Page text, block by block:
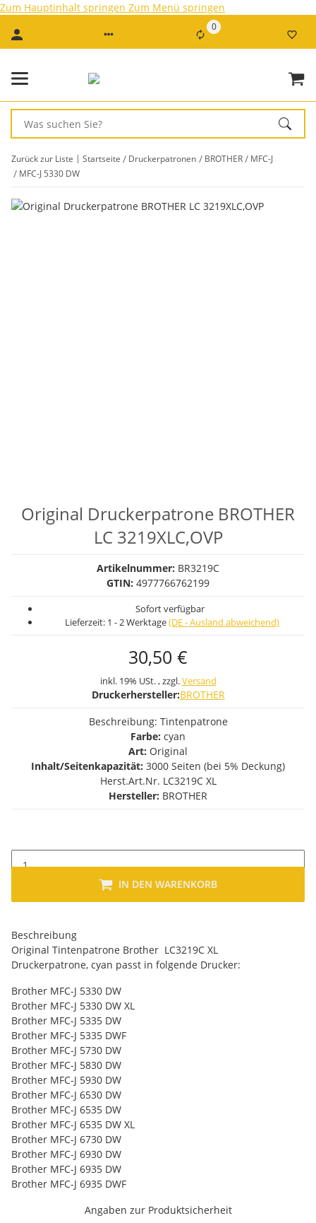
Zum Hauptinhalt springen Zum Menü springen
0
Zurück zur Liste Startseite Druckerpatronen BROTHER
MFC-J
MFC-J 5330 DW
Original Druckerpatrone BROTHER
LC 3219XLC,OVP
Artikelnummer: BR3219C
GTIN: 4977766762199
Sofort verfügbar
Lieferzeit: 1 - 2 Werktage(DE - Ausland abweichend)
30,50 €
inkl. 19% USt. , zzgl.Versand
Druckerhersteller:BROTHER
Beschreibung: Tintenpatrone
Farbe: cyan
Art: Original
Inhalt/Seitenkapazität: 3000 Seiten (bei 5% Deckung)
Herst.Art.Nr. LC3219C XL
Hersteller: BROTHER
IN DEN WARENKORB
Beschreibung
Original Tintenpatrone Brother LC3219C XL
Druckerpatrone, cyan passt in folgende Drucker:
Brother MFC-J 5330 DW
Brother MFC-J 5330 DW XL
Brother MFC-J 5335 DW
Brother MFC-J 5335 DWF
Brother MFC-J 5730 DW
Brother MFC-J 5830 DW
Brother MFC-J 5930 DW
Brother MFC-J 6530 DW
Brother MFC-J 6535 DW
Brother MFC-J 6535 DW XL
Brother MFC-J 6730 DW
Brother MFC-J 6930 DW
Brother MFC-J 6935 DW
Brother MFC-J 6935 DWF
Angaben zur Produktsicherheit